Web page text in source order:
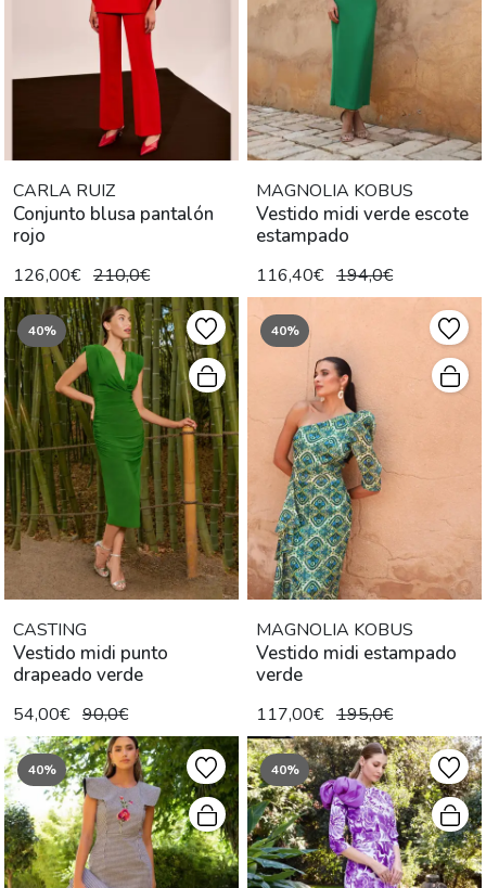
CARLA RUIZ
Conjunto blusa pantalón
rojo
126,00€ 210,0€
MAGNOLIA KOBUS
Vestido midi verde escote
estampado
116,40€ 194,0€
40%
CASTING
Vestido midi punto
drapeado verde
54,00€ 90,0€
40%
MAGNOLIA KOBUS
Vestido midi estampado
verde
117,00€ 195,0€
40% 40%